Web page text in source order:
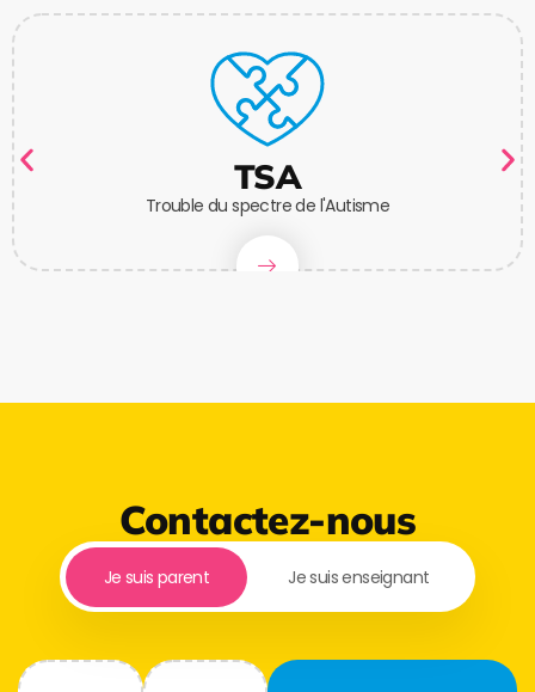
TSA
Trouble du spectre de l'Autisme
Contactez-nous
Je suis parent Je suis enseignant